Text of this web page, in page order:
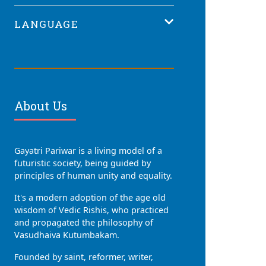
LANGUAGE
About Us
Gayatri Pariwar is a living model of a
futuristic society, being guided by
principles of human unity and equality.
It's a modern adoption of the age old
wisdom of Vedic Rishis, who practiced
and propagated the philosophy of
Vasudhaiva Kutumbakam.
Founded by saint, reformer, writer,